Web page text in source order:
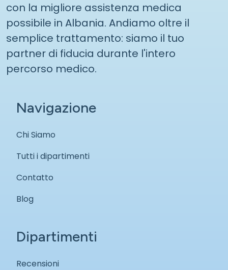
con la migliore assistenza medica
possibile in Albania. Andiamo oltre il
semplice trattamento: siamo il tuo
partner di fiducia durante l'intero
percorso medico.
Navigazione
Chi Siamo
Tutti i dipartimenti
Contatto
Blog
Dipartimenti
Recensioni